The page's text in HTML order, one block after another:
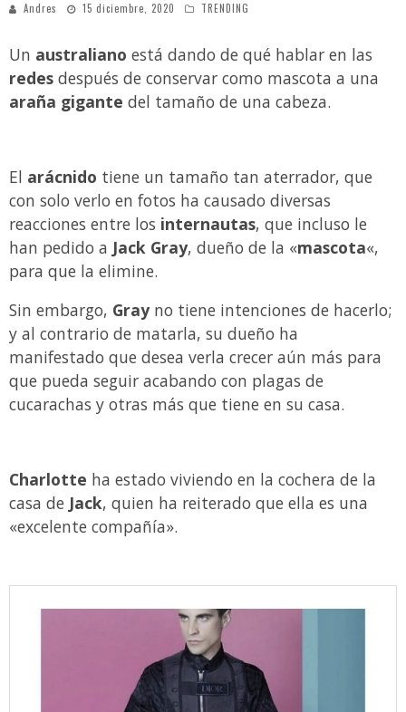
Andres 15 diciembre, 2020 TRENDING
Un australiano está dando de qué hablar en las
redes después de conservar como mascota a una
araña gigante del tamaño de una cabeza.
El arácnido tiene un tamaño tan aterrador, que
con solo verlo en fotos ha causado diversas
reacciones entre los internautas, que incluso le
han pedido a Jack Gray, dueño de la «mascota«,
para que la elimine.
Sin embargo, Grayno tiene intenciones de hacerlo;
y al contrario de matarla, su dueño ha
manifestado que desea verla crecer aún más para
que pueda seguir acabando con plagas de
cucarachas y otras más que tiene en su casa.
Charlotte ha estado viviendo en la cochera de la
casa de Jack, quien ha reiterado que ella es una
«excelente compañía».